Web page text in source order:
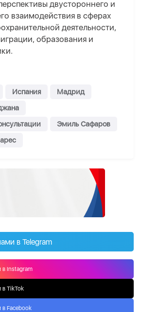
двустороннего и
взаимодействия в сферах
деятельности,
образования и
Испания
Мадрид
Эмиль Сафаров
в Telegram
в Instagram
в TikTok
Facebook